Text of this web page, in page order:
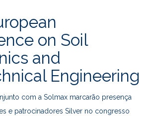
on Soil
and
Engineering
com a Solmax marcarão presença
e patrocinadores Silver no congresso